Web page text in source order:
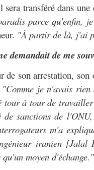
sera transféré dans
parce qu'enfin,
"À partir de là, j'ai
demandait de me
de son arrestation, son
"Comme je n'avais
tour à tour de
de sanctions de
m'a
iranien [Jalal
moyen d'échange."